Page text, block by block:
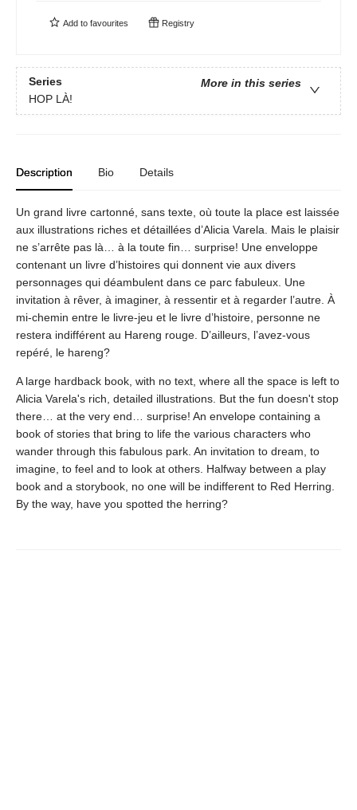
Add to favourites Registry
Series
More in this series
HOP LÀ!
Description Bio Details
Un grand livre cartonné, sans texte, où toute la place est laissée
aux illustrations riches et détaillées d’Alicia Varela. Mais le plaisir
ne s’arrête pas là… à la toute fin… surprise! Une enveloppe
contenant un livre d’histoires qui donnent vie aux divers
personnages qui déambulent dans ce parc fabuleux. Une
invitation à rêver, à imaginer, à ressentir et à regarder l’autre. À
mi-chemin entre le livre-jeu et le livre d’histoire, personne ne
restera indifférent au Hareng rouge. D’ailleurs, l’avez-vous
repéré, le hareng?
A large hardback book, with no text, where all the space is left to
Alicia Varela's rich, detailed illustrations. But the fun doesn't stop
there… at the very end… surprise! An envelope containing a
book of stories that bring to life the various characters who
wander through this fabulous park. An invitation to dream, to
imagine, to feel and to look at others. Halfway between a play
book and a storybook, no one will be indifferent to Red Herring.
By the way, have you spotted the herring?